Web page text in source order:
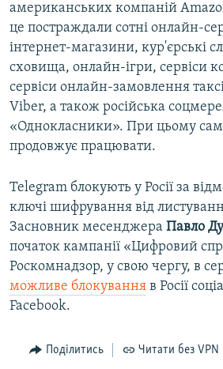
американських компаній
це постраждали сотні онлайн-
інтернет-магазини, кур'єрські
сховища, онлайн-ігри, сервіси
сервіси онлайн-замовлення
Viber, а також російська
«Однокласники». При цьому
продовжує працювати.
Telegram блокують у Росії за
ключі шифрування від
Засновник месенджера Павло
початок кампанії «Цифровий
Роскомнадзор, у свою чергу, в
можливе блокування в Росії
Facebook.
Поділитись Читати без VPN